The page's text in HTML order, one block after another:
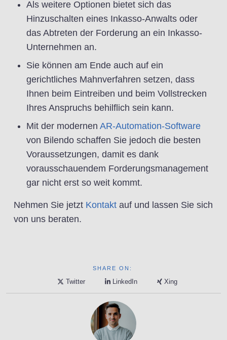
Als weitere Optionen bietet sich das
Hinzuschalten eines Inkasso-Anwalts oder
das Abtreten der Forderung an ein Inkasso-
Unternehmen an.
Sie können am Ende auch auf ein
gerichtliches Mahnverfahren setzen, dass
Ihnen beim Eintreiben und beim Vollstrecken
Ihres Anspruchs behilflich sein kann.
Mit der modernen AR-Automation-Software
von Bilendo schaffen Sie jedoch die besten
Voraussetzungen, damit es dank
vorausschauendem Forderungsmanagement
gar nicht erst so weit kommt.
Nehmen Sie jetzt Kontakt auf und lassen Sie sich
von uns beraten.
SHARE ON:
Twitter LinkedIn Xing